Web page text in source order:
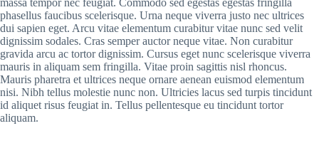
massa tempor nec feugiat. Commodo sed egestas egestas fringilla
phasellus faucibus scelerisque. Urna neque viverra justo nec ultrices
dui sapien eget. Arcu vitae elementum curabitur vitae nunc sed velit
dignissim sodales. Cras semper auctor neque vitae. Non curabitur
gravida arcu ac tortor dignissim. Cursus eget nunc scelerisque viverra
mauris in aliquam sem fringilla. Vitae proin sagittis nisl rhoncus.
Mauris pharetra et ultrices neque ornare aenean euismod elementum
nisi. Nibh tellus molestie nunc non. Ultricies lacus sed turpis tincidunt
id aliquet risus feugiat in. Tellus pellentesque eu tincidunt tortor
aliquam.